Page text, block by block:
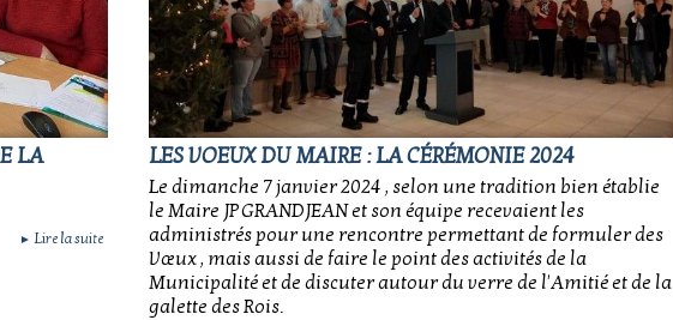
LA
► Lire la suite
LES VOEUX DU MAIRE : LA CÉRÉMONIE 2024
Le dimanche 7 janvier 2024 , selon une tradition bien établie
le Maire JP GRANDJEAN et son équipe recevaient les
administrés pour une rencontre permettant de formuler des
Vœux , mais aussi de faire le point des activités de la
Municipalité et de discuter autour du verre de l'Amitié et de la
galette des Rois.